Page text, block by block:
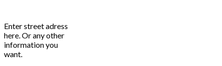
Enter street adress
here. Or any other
information you
want.